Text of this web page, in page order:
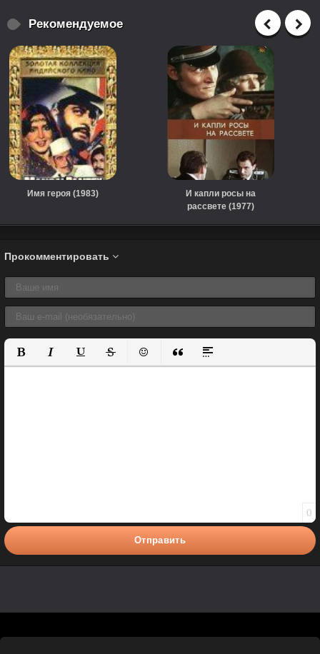
Рекомендуемое
Имя героя (1983)
И капли росы на
рассвете (1977)
Прокомментировать
Полужирный
КурсивПодчеркнутый
ЗачеркнутыйВставить смайлик
Вставка цитаты
Вставка спойлера
0
Отправить